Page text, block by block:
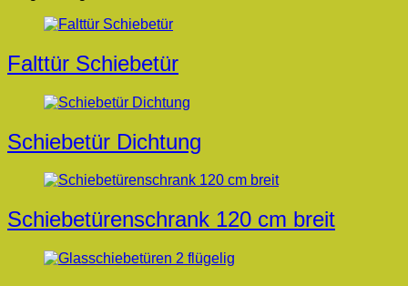
Beitragsnavigation
Falttür Schiebetür
Schiebetür Dichtung
Schiebetürenschrank 120 cm breit